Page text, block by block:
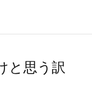
と思う訳